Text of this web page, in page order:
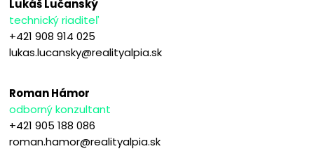
Lukáš Lučanský
technický riaditeľ
+421 908 914 025
lukas.lucansky@realityalpia.sk
Roman Hámor
odborný konzultant
+421 905 188 086
roman.hamor@realityalpia.sk